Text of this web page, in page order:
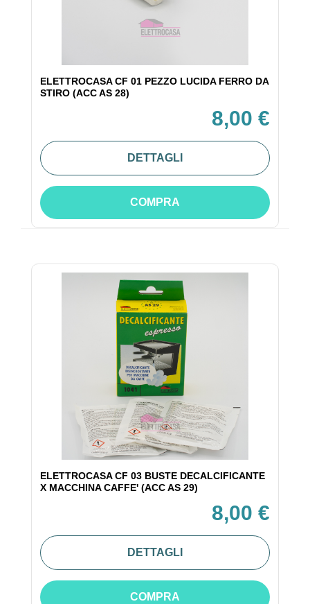
ELETTROCASA CF 01 PEZZO LUCIDA FERRO DA
STIRO (ACC AS 28)
8,00 €
DETTAGLI
COMPRA
ELETTROCASA CF 03 BUSTE DECALCIFICANTE
X MACCHINA CAFFE' (ACC AS 29)
8,00 €
DETTAGLI
COMPRA